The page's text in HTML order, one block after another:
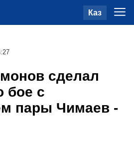
Каз
сделал
бое с
пары Чимаев -